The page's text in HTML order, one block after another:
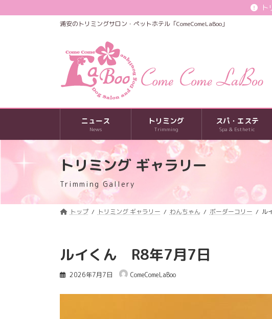
ン
ビ
ト
浦安のトリミングサロン・ペットホテル「ComeComeLaBoo」
ニュース
News
トリミング
Trimming
スパ・エステ
Spa & Esthetic
トリミング ギャラリー
Trimming Gallery
トップ トリミング ギャラリー わんちゃん ボーダーコリー ル
ルイくん R8年7月7日
2026年7月7日 ComeComeLaBoo